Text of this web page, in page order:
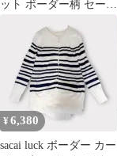
ット ボーダー柄 セータ
¥6,380
sacai luck ボーダー カー